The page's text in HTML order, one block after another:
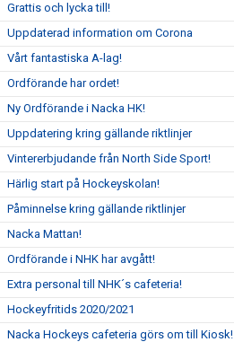
Grattis och lycka till!
Uppdaterad information om Corona
Vårt fantastiska A-lag!
Ordförande har ordet!
Ny Ordförande i Nacka HK!
Uppdatering kring gällande riktlinjer
Vintererbjudande från North Side Sport!
Härlig start på Hockeyskolan!
Påminnelse kring gällande riktlinjer
Nacka Mattan!
Ordförande i NHK har avgått!
Extra personal till NHK´s cafeteria!
Hockeyfritids 2020/2021
Nacka Hockeys cafeteria görs om till Kiosk!